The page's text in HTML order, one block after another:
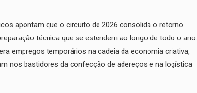
apontam que o circuito de 2026 consolida o retorno
técnica que se estendem ao longo de todo o ano.
empregos temporários na cadeia da economia criativa,
nos bastidores da confecção de adereços e na logística